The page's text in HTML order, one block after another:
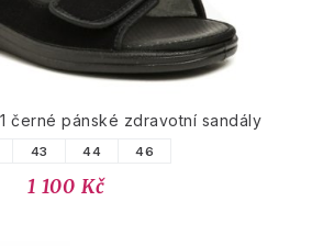
černé pánské zdravotní sandály
43 44 46
1 100 Kč